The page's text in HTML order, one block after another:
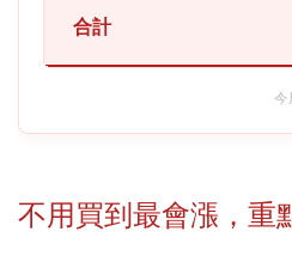
合計
今
不用買到最會漲，重